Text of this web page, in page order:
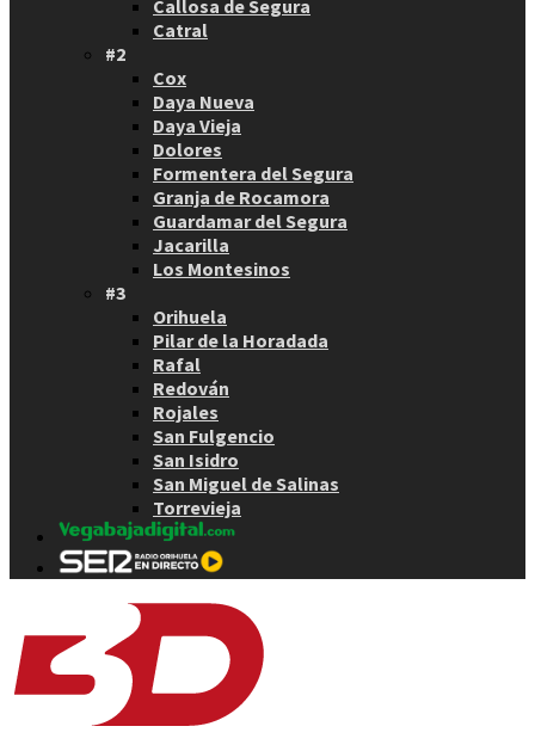
Callosa de Segura
Catral
#2
Cox
Daya Nueva
Daya Vieja
Dolores
Formentera del Segura
Granja de Rocamora
Guardamar del Segura
Jacarilla
Los Montesinos
#3
Orihuela
Pilar de la Horadada
Rafal
Redován
Rojales
San Fulgencio
San Isidro
San Miguel de Salinas
Torrevieja